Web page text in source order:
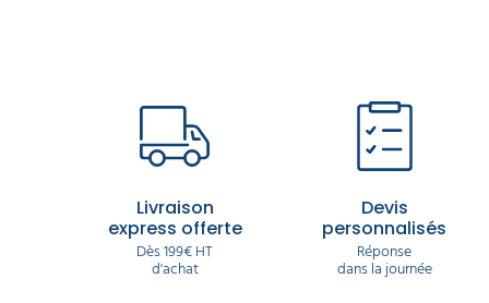
Livraison
express offerte
Dès 199€ HT
d'achat
Devis
personnalisés
Réponse
dans la journée